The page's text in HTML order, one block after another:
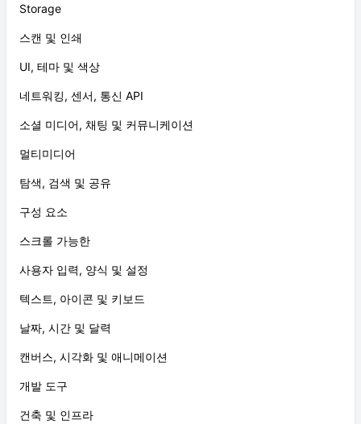
Storage
스캔 및 인쇄
UI, 테마 및 색상
네트워킹, 센서, 통신 API
소셜 미디어, 채팅 및 커뮤니케이션
멀티미디어
탐색, 검색 및 공유
구성 요소
스크롤 가능한
사용자 입력, 양식 및 설정
텍스트, 아이콘 및 키보드
날짜, 시간 및 달력
캔버스, 시각화 및 애니메이션
개발 도구
건축 및 인프라